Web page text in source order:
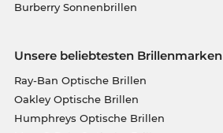
Burberry Sonnenbrillen
Unsere beliebtesten Brillenmarken
Ray-Ban Optische Brillen
Oakley Optische Brillen
Humphreys Optische Brillen